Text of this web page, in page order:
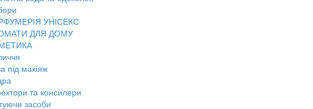
УНІСЕКС
ДЛЯ ДОМУ
під макіяж
та консилери
засоби